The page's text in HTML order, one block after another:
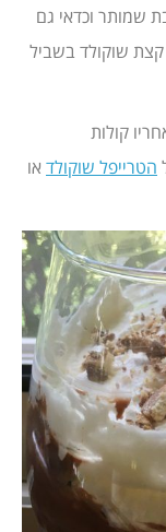
שמותר וכדאי גם
קצת שוקולד בשביל
קולות
הטרייפל שוקולד או